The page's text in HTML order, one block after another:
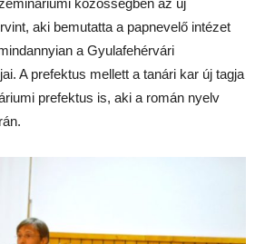
közösségben az új
aki bemutatta a papnevelő intézet
a Gyulafehérvári
A prefektus mellett a tanári kar új tagja
prefektus is, aki a román nyelv